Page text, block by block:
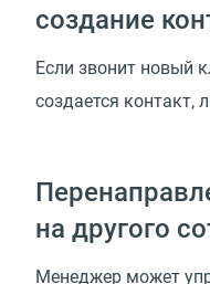
создание
Если звонит новый
создается контакт,
на другого
Менеджер может